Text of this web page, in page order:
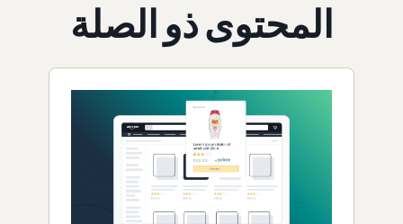
المحتوى ذو الصلة